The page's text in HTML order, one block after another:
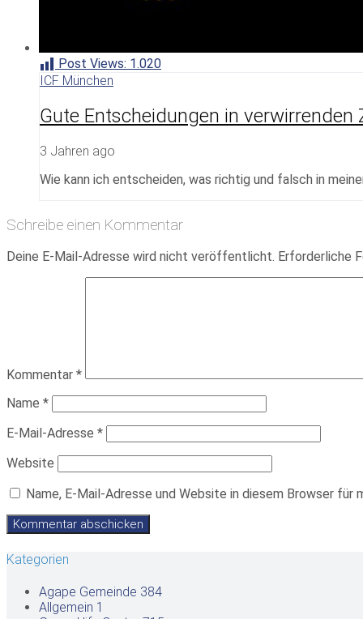
Post Views: 1.020
ICF München
Gute Entscheidungen in verwirrenden
3 Jahren ago
Wie kann ich entscheiden, was richtig und falsch in
Schreibe einen Kommentar
Deine E-Mail-Adresse wird nicht veröffentlicht. Erforderliche
Kommentar *
Name *
E-Mail-Adresse *
Website
Name, E-Mail-Adresse und Website in diesem Browser für
Kategorien
Agape Gemeinde 384
Allgemein 1